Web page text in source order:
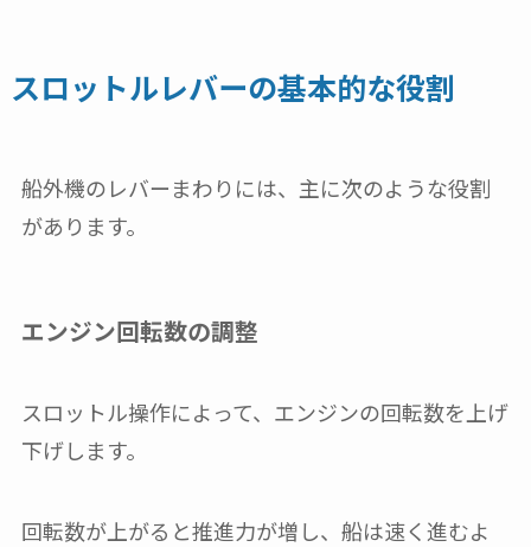
スロットルレバーの基本的な役割
船外機のレバーまわりには、主に次のような役割
があります。
エンジン回転数の調整
スロットル操作によって、エンジンの回転数を上げ
下げします。
回転数が上がると推進力が増し、船は速く進むよ